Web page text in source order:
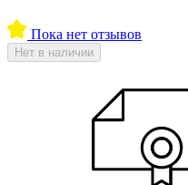
Пока нет отзывов
Нет в наличии